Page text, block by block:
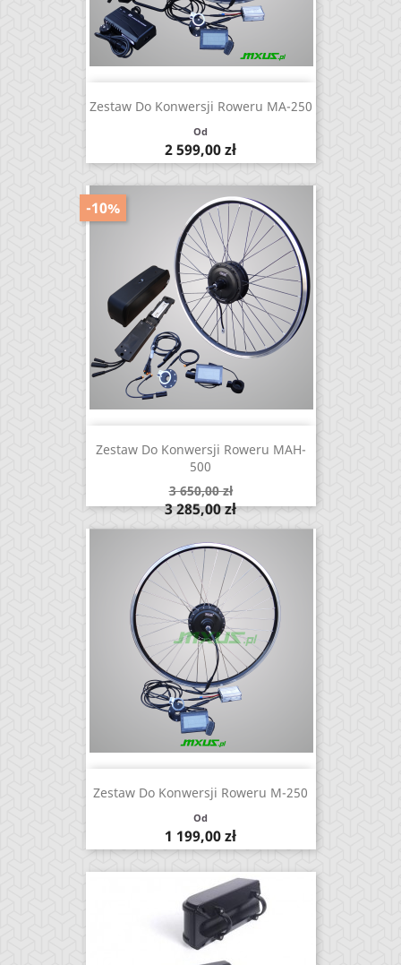
Zestaw Do Konwersji Roweru MA-250
Od
Cena
2 599,00 zł
Zestaw Do Konwersji Roweru MAH-
500
Cena
podstawowa
3 650,00 zł
-10%
Cena
3 285,00 zł
Zestaw Do Konwersji Roweru M-250
Od
Cena
1 199,00 zł